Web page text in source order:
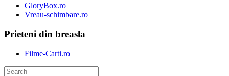
GloryBox.ro
Vreau-schimbare.ro
Prieteni din breasla
Filme-Carti.ro